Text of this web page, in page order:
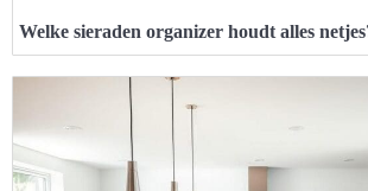
Welke sieraden organizer houdt alles